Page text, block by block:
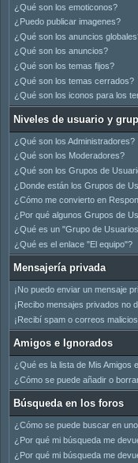
¿Qué son los emoticonos?
¿Puedo publicar imagenes?
¿Qué son los anuncios
¿Qué son los anuncios?
¿Qué son los temas fijos?
¿Qué son los temas cerrados?
¿Qué son los iconos para los
Niveles de usuario y
¿Qué son los Administradores?
¿Qué son los Moderadores?
¿Qué son los Grupos de
¿Donde están los Grupos de
¿Cómo me convierto en
¿Por qué algunos Grupos de
¿Qué es un "Grupo de
¿Qué es el enlace "El equipo"?
Mensajería privada
¡No puedo enviar un mensaje
¡Recibo mensajes privados no
¡Recibí spam o correos
Amigos e Ignorados
¿Qué es la lista de Mis Amigos
¿Cómo se puede añadir o
Búsqueda en los foros
¿Cómo se puede buscar en
¿Por qué mi búsqueda me
¿Por qué mi búsqueda me